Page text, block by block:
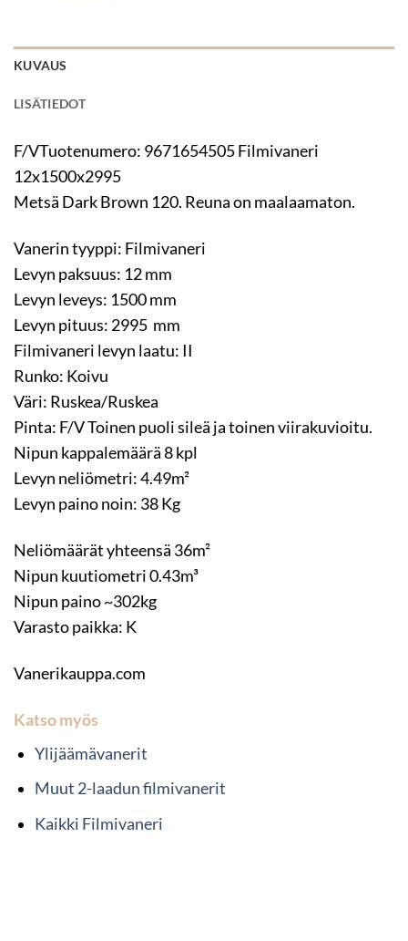
KUVAUS
LISÄTIEDOT
F/VTuotenumero: 9671654505 Filmivaneri
12x1500x2995
Metsä Dark Brown 120. Reuna on maalaamaton.
Vanerin tyyppi: Filmivaneri
Levyn paksuus: 12 mm
Levyn leveys: 1500 mm
Levyn pituus: 2995 mm
Filmivaneri levyn laatu: II
Runko: Koivu
Väri: Ruskea/Ruskea
Pinta: F/V Toinen puoli sileä ja toinen viirakuvioitu.
Nipun kappalemäärä 8 kpl
Levyn neliömetri: 4.49m²
Levyn paino noin: 38 Kg
Neliömäärät yhteensä 36m²
Nipun kuutiometri 0.43m³
Nipun paino ~302kg
Varasto paikka: K
Vanerikauppa.com
Katso myös
Ylijäämävanerit
Muut 2-laadun filmivanerit
Kaikki Filmivaneri